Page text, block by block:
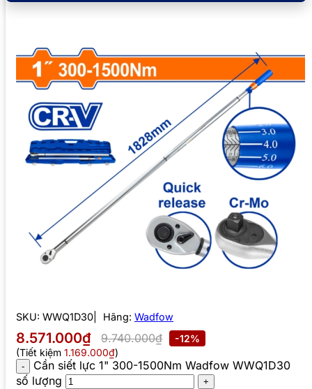
SKU: WWQ1D30 Hãng: Wadfow
8.571.000₫ 9.740.000₫
-12%
(Tiết kiệm 1.169.000₫)
Cần siết lực 1" 300-1500Nm Wadfow WWQ1D30
số lượng